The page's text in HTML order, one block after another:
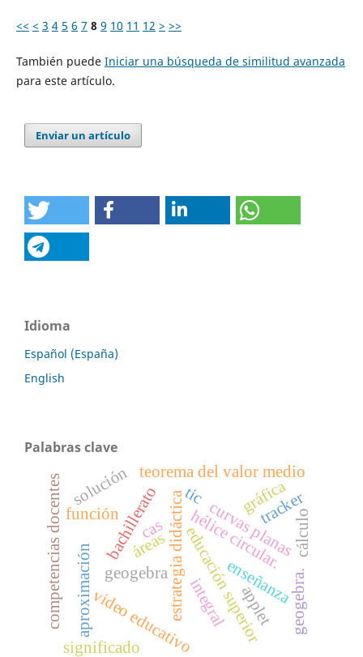
<< < 3 4 5 6 7 8 9 10 11 12 > >>
También puede Iniciar una búsqueda de similitud avanzada
para este artículo.
Enviar un artículo
Idioma
Español (España)
English
Palabras clave
educación superior
estrategia didáctica
geogebra
hélice circular.
video educativo
áreas
aproximación
teorema del valor medio
enseñanza
curvas planas
significado
bachillerato
integral
función
solución
cálculo
gráfica
geogebra.
applet
cas
tic
competencias docentes tracker